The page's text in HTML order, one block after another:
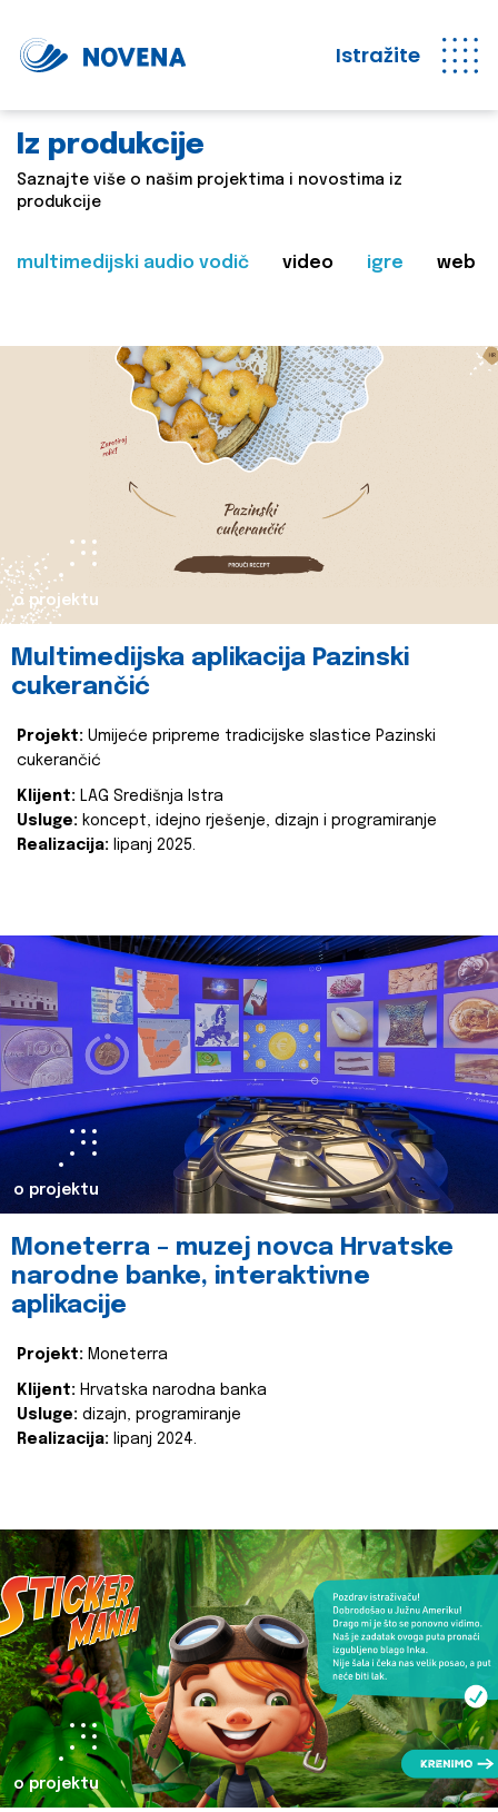
Istražite
Iz produkcije
Saznajte više o našim projektima i novostima iz
produkcije
multimedijski audio vodič video igre web
o projektu
Multimedijska aplikacija Pazinski
cukerančić
Projekt: Umijeće pripreme tradicijske slastice Pazinski
cukerančić
Klijent: LAG Središnja Istra
Usluge: koncept, idejno rješenje, dizajn i programiranje
Realizacija: lipanj 2025.
o projektu
Moneterra – muzej novca Hrvatske
narodne banke, interaktivne
aplikacije
Projekt: Moneterra
Klijent: Hrvatska narodna banka
Usluge: dizajn, programiranje
Realizacija: lipanj 2024.
o projektu